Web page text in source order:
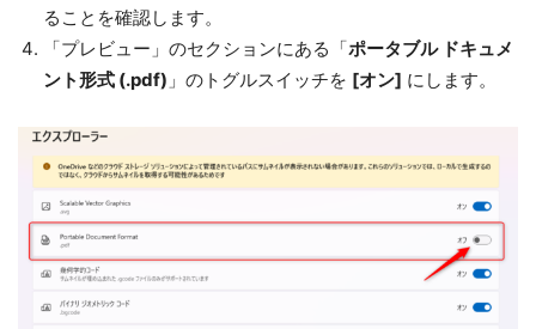
ることを確認します。
「プレビュー」のセクションにある「ポータブル ドキュメ
ント形式 (.pdf) 」のトグルスイッチを [オン] にします。